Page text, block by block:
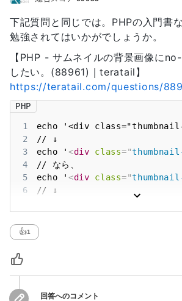
下記質問と同じでは。PHPの入門書
勉強されてはいかがでしょうか。
【PHP - サムネイルの背景画像に
したい。(88961)｜teratail】
https://teratail.com/questions/
PHP
1
echo '<div
2
3
echo ' <div class="
4
5
echo ' <div class="
6
👍1
回答へのコメント